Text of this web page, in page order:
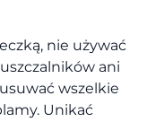
nie używać
ani
wszelkie
Unikać